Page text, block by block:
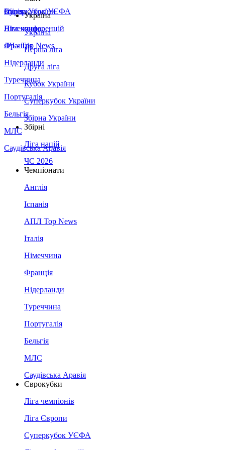
Збірна України
Італія
Німеччина
Франція
Нідерланди
Туреччина
Португалія
Бельгія
МЛС
Саудівська Аравія
Суперкубок УЄФА
Ліга конференцій
ЛЧ - Top News
Україна
Україна
Перша ліга
Друга ліга
Кубок України
Суперкубок України
Збірна України
Збірні
Ліга націй
ЧС 2026
Чемпіонати
Англія
Іспанія
АПЛ Top News
Італія
Німеччина
Франція
Нідерланди
Туреччина
Португалія
Бельгія
МЛС
Саудівська Аравія
Єврокубки
Ліга чемпіонів
Ліга Європи
Суперкубок УЄФА